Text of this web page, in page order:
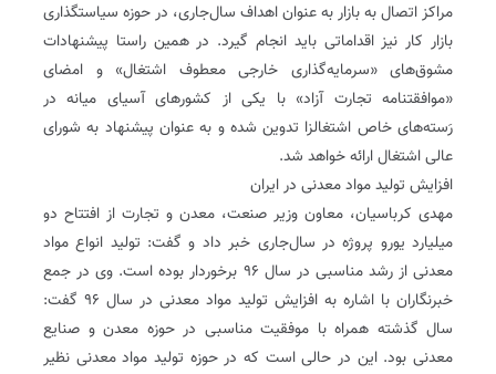
مراکز اتصال به بازار به عنوان اهداف سال‌جاری، در حوزه سیاستگذاری
بازار کار نیز اقداماتی باید انجام گیرد. در همین راستا پیشنهادات
مشوق‌های «سرمایه‌گذاری خارجی معطوف اشتغال» و امضای
«موافقتنامه تجارت آزاد» با یکی از کشورهای آسیای میانه در
رَسته‌های خاص اشتغالزا تدوین شده و به عنوان پیشنهاد به شورای
عالی اشتغال ارائه خواهد شد.
افزایش تولید مواد معدنی در ایران
مهدی کرباسیان، معاون وزیر صنعت، معدن و تجارت از افتتاح دو
میلیارد یورو پروژه در سال‌جاری خبر داد و گفت: تولید انواع مواد
معدنی از رشد مناسبی در سال ۹۶ برخوردار بوده است. وی در جمع
خبرنگاران با اشاره به افزایش تولید مواد معدنی در سال ۹۶ گفت:
سال گذشته همراه با موفقیت مناسبی در حوزه معدن و صنایع
معدنی بود. این در حالی است که در حوزه تولید مواد معدنی نظیر